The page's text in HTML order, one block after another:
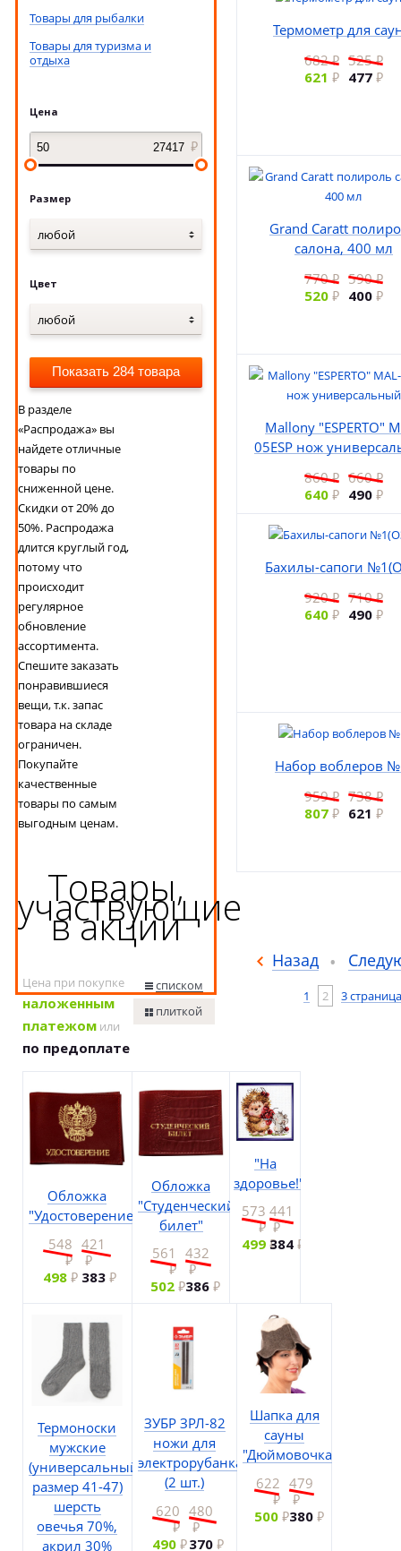
Товары для рыбалки
Товары для туризма и
отдыха
Цена
Размер
любой
Цвет
любой
Показать 284 товара
В разделе
«Распродажа» вы
найдете отличные
товары по
сниженной цене.
Скидки от 20% до
50%. Распродажа
длится круглый год,
потому что
происходит
регулярное
обновление
ассортимента.
Спешите заказать
понравившиеся
вещи, т.к. запас
товара на складе
ограничен.
Покупайте
качественные
товары по самым
выгодным ценам.
Товары,
участвующие
в акции
Цена при покупке
наложенным
платежомили
по предоплате
списком
плиткой
Обложка
"Удостоверение"
548
498
421
383
Обложка
"Студенческий
билет"
561
502
432
386
"На
здоровье!"
573
499
441
384
Термоноски
мужские
(универсальный
размер 41-47)
шерсть
овечья 70%,
акрил 30%
ЗУБР ЗРЛ-82
ножи для
электрорубанка
(2 шт.)
620
490
480
370
Шапка для
сауны
"Дюймовочка"
622
500
479
380
Термометр для
682
621
525
477
Grand Caratt
салона, 400 мл
770
520
590
400
Mallony "ESPERTO"
05ESP нож
860
640
660
490
Бахилы-сапоги
920
640
710
490
Набор воблеров
959
807
738
621
Назад
1 2 3